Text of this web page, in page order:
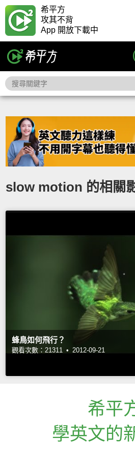
希平方
攻其不背
App 開放下載中
slow motion 的相關
蜂鳥如何飛行？
觀看次數：21311 • 2012-09-21
希平
學英文的